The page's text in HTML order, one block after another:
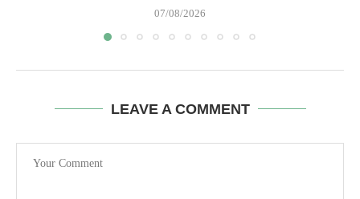
07/08/2026
LEAVE A COMMENT